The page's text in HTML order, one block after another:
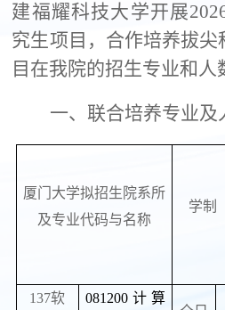
建福耀科技大学开展
究生项目，合作培养拔
目在我院的招生专业和人
一、联合培养专业及
厦门大学拟招生院系所
及专业代码与名称
学制
137软
081200计算